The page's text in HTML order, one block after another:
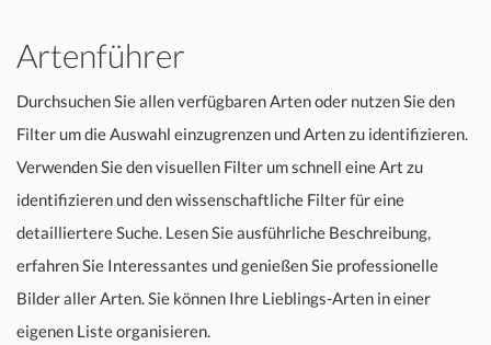
Artenführer
Durchsuchen Sie allen verfügbaren Arten oder nutzen Sie den
Filter um die Auswahl einzugrenzen und Arten zu identifizieren.
Verwenden Sie den visuellen Filter um schnell eine Art zu
identifizieren und den wissenschaftliche Filter für eine
detailliertere Suche. Lesen Sie ausführliche Beschreibung,
erfahren Sie Interessantes und genießen Sie professionelle
Bilder aller Arten. Sie können Ihre Lieblings-Arten in einer
eigenen Liste organisieren.